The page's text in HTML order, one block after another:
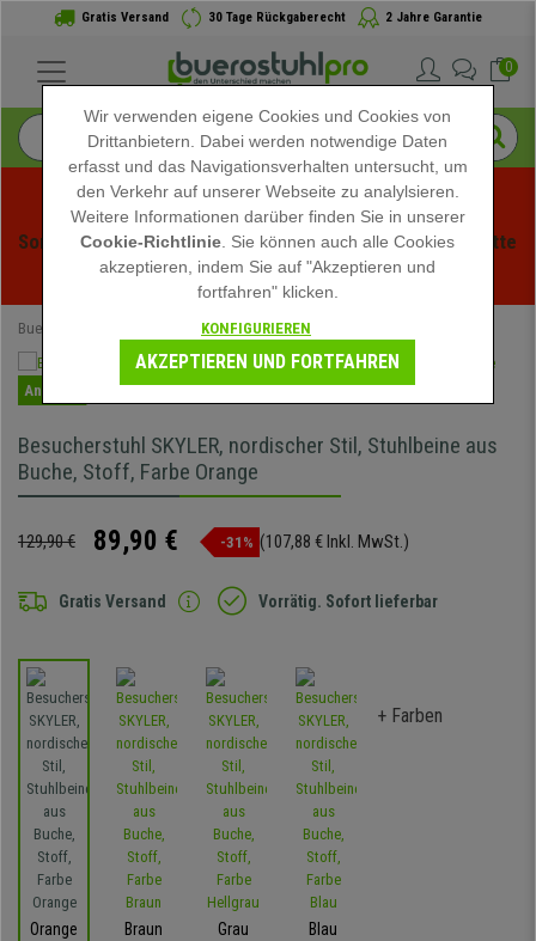
Gratis Versand 30 Tage Rückgaberecht 2 Jahre Garantie
0
Sommerschlussverauf bei buerstuhlpro! Exklusive Rabatte
für kurze Zeit - Aktion ansehen -
Buerostuhlpro Besucherstühle
Angebot
Besucherstuhl SKYLER, nordischer Stil, Stuhlbeine aus
Buche, Stoff, Farbe Orange
129,90 € 89,90 € -31% (107,88 € Inkl. MwSt.)
Gratis Versand Vorrätig. Sofort lieferbar
Orange Braun Grau Blau
+ Farben
Wir verwenden eigene Cookies und Cookies von
Drittanbietern. Dabei werden notwendige Daten
erfasst und das Navigationsverhalten untersucht, um
den Verkehr auf unserer Webseite zu analylsieren.
Weitere Informationen darüber finden Sie in unserer
Cookie-Richtlinie . Sie können auch alle Cookies
akzeptieren, indem Sie auf "Akzeptieren und
fortfahren" klicken.
KONFIGURIEREN
AKZEPTIEREN UND FORTFAHREN